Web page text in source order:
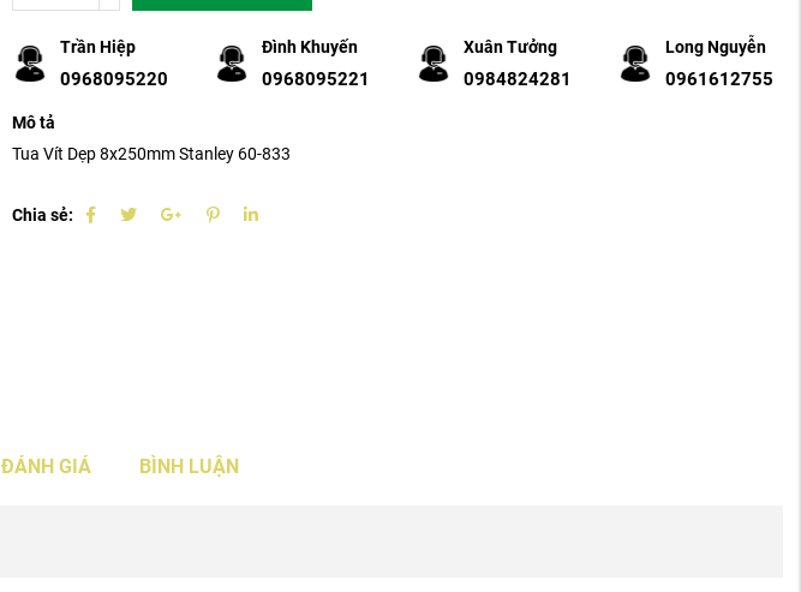
Trần Hiệp
0968095220
Đình Khuyến
0968095221
Xuân Tưởng
0984824281
Long Nguyễn
0961612755
Mô tả
Tua Vít Dẹp 8x250mm Stanley 60-833
Chia sẻ:
ĐÁNH GIÁ BÌNH LUẬN